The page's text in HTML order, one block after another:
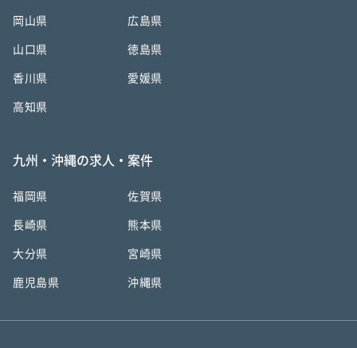
岡山県 広島県
山口県 徳島県
香川県 愛媛県
高知県
九州・沖縄の求人・案件
福岡県 佐賀県
長崎県 熊本県
大分県 宮崎県
鹿児島県 沖縄県